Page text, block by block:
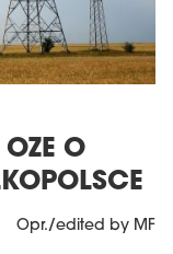
O
Opr./edited by MF